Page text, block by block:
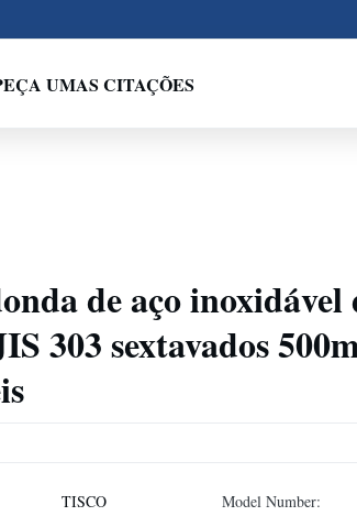
UMAS CITAÇÕES
de aço inoxidável
303 sextavados
TISCO Model Number: